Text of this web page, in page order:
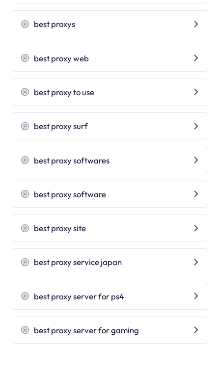
best proxys
best proxy web
best proxy to use
best proxy surf
best proxy softwares
best proxy software
best proxy site
best proxy service japan
best proxy server for ps4
best proxy server for gaming